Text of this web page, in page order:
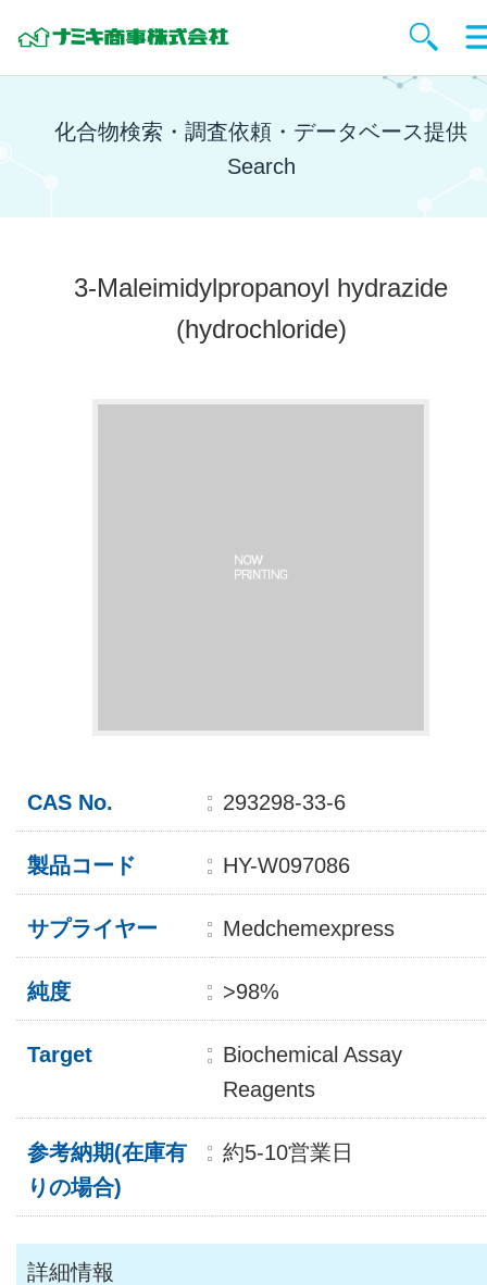
化合物検索・調査依頼・データベース提供
Search
3-Maleimidylpropanoyl hydrazide
(hydrochloride)
CAS No. 293298-33-6
製品コード HY-W097086
サプライヤー Medchemexpress
純度 >98%
Target
Biochemical Assay
Reagents
参考納期(在庫有
りの場合)
約5-10営業日
詳細情報